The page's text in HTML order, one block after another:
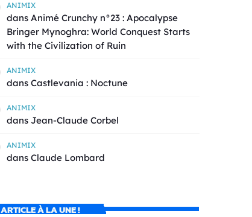
ANIMIX
dans Animé Crunchy n°23 : Apocalypse
Bringer Mynoghra: World Conquest Starts
with the Civilization of Ruin
ANIMIX
dans Castlevania : Noctune
ANIMIX
dans Jean-Claude Corbel
ANIMIX
dans Claude Lombard
ARTICLE À LA UNE !